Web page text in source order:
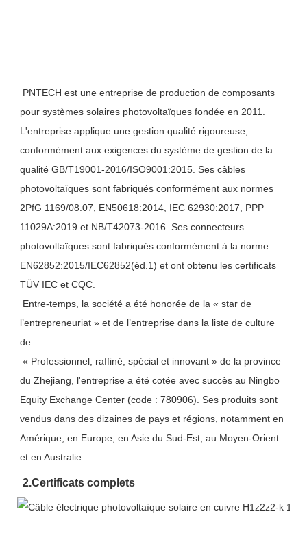
PNTECH est une entreprise de production de composants
pour systèmes solaires photovoltaïques fondée en 2011.
L'entreprise applique une gestion qualité rigoureuse,
conformément aux exigences du système de gestion de la
qualité GB/T19001-2016/ISO9001:2015. Ses câbles
photovoltaïques sont fabriqués conformément aux normes
2PfG 1169/08.07, EN50618:2014, IEC 62930:2017, PPP
11029A:2019 et NB/T42073-2016. Ses connecteurs
photovoltaïques sont fabriqués conformément à la norme
EN62852:2015/IEC62852(éd.1) et ont obtenu les certificats
TÜV IEC et CQC.
l’entrepreneuriat » et de l’entreprise dans la liste de culture
de
du Zhejiang, l'entreprise a été cotée avec succès au Ningbo
Equity Exchange Center (code : 780906). Ses produits sont
vendus dans des dizaines de pays et régions, notamment en
Amérique, en Europe, en Asie du Sud-Est, au Moyen-Orient
et en Australie.
2.Certificats complets